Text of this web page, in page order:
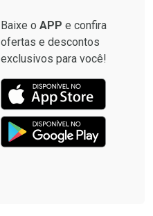
Baixe o APP e confira
ofertas e descontos
exclusivos para você!